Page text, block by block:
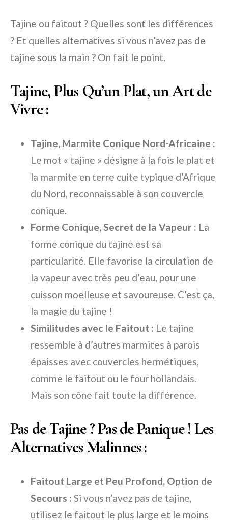
Tajine ou faitout ? Quelles sont les différences
? Et quelles alternatives si vous n’avez pas de
tajine sous la main ? On fait le point.
Tajine, Plus Qu’un Plat, un Art de
Vivre :
Tajine, Marmite Conique Nord-Africaine :
Le mot « tajine » désigne à la fois le plat et
la marmite en terre cuite typique d’Afrique
du Nord, reconnaissable à son couvercle
conique.
Forme Conique, Secret de la Vapeur : La
forme conique du tajine est sa
particularité. Elle favorise la circulation de
la vapeur avec très peu d’eau, pour une
cuisson moelleuse et savoureuse. C’est ça,
la magie du tajine !
Similitudes avec le Faitout : Le tajine
ressemble à d’autres marmites à parois
épaisses avec couvercles hermétiques,
comme le faitout ou le four hollandais.
Mais son cône fait toute la différence.
Pas de Tajine ? Pas de Panique ! Les
Alternatives Malinnes :
Faitout Large et Peu Profond, Option de
Secours : Si vous n’avez pas de tajine,
utilisez le faitout le plus large et le moins